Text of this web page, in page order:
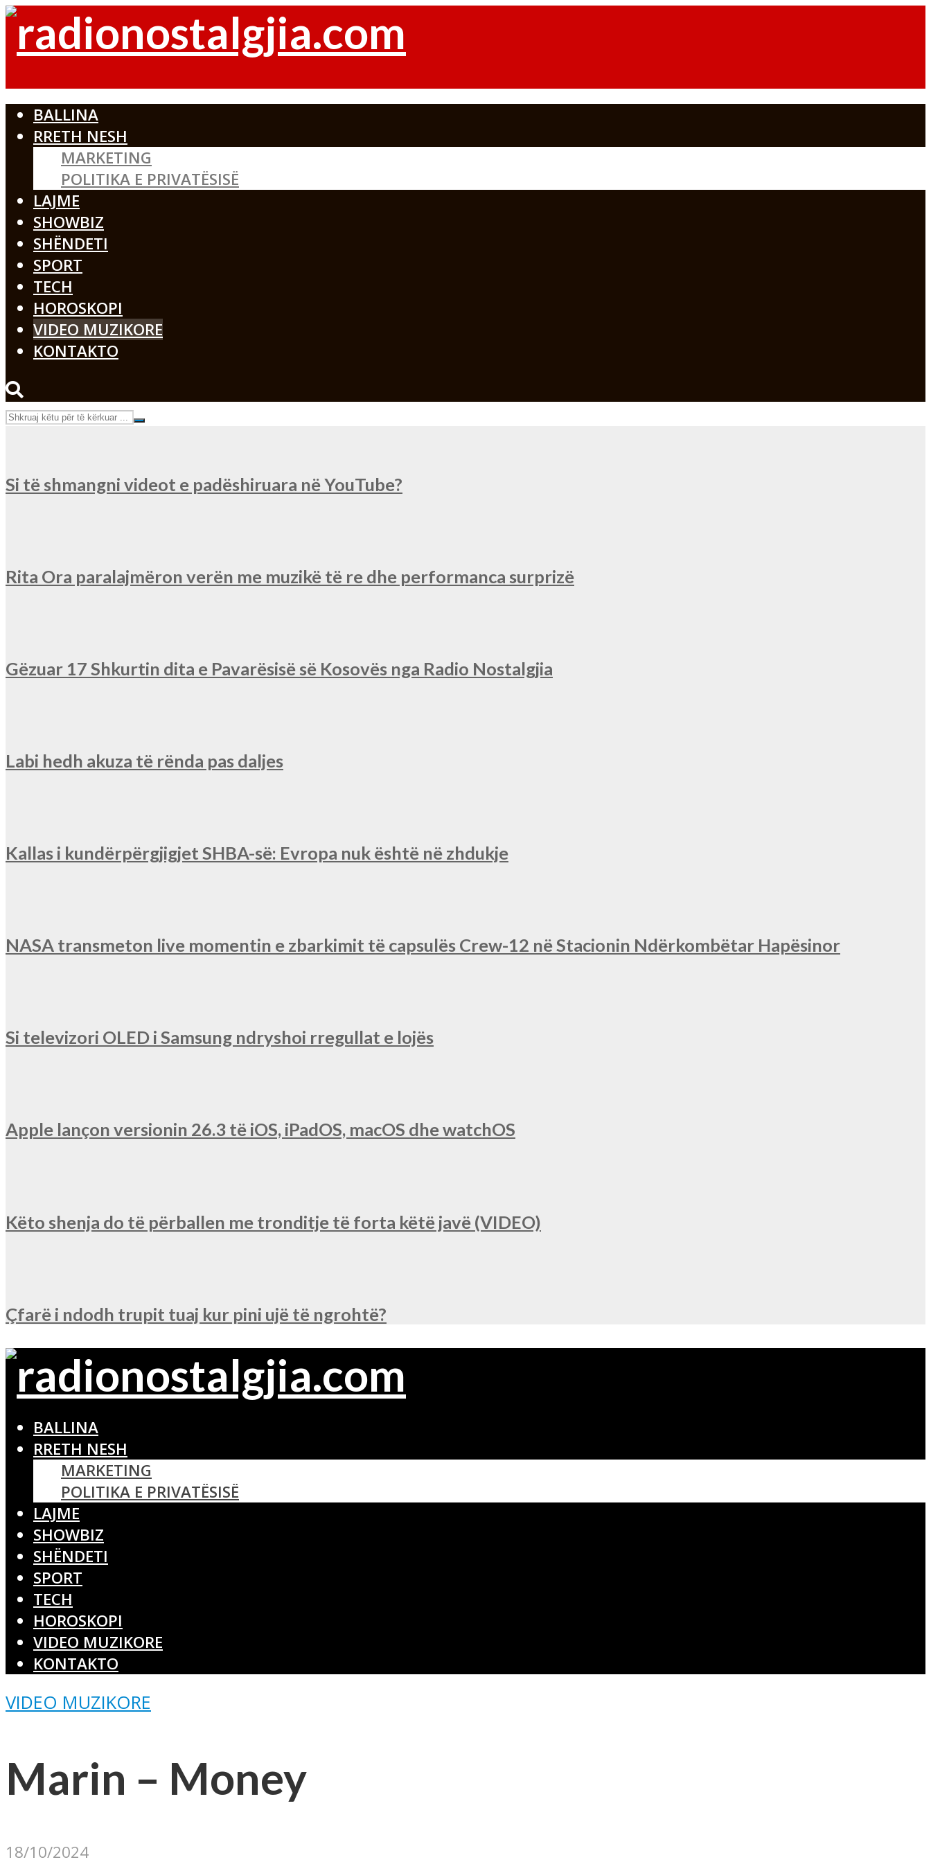
BALLINA
RRETH NESH
MARKETING
POLITIKA E PRIVATËSISË
LAJME
SHOWBIZ
SHËNDETI
SPORT
TECH
HOROSKOPI
VIDEO MUZIKORE
KONTAKTO
Si të shmangni videot e padëshiruara në YouTube?
Rita Ora paralajmëron verën me muzikë të re dhe performanca surprizë
Gëzuar 17 Shkurtin dita e Pavarësisë së Kosovës nga Radio Nostalgjia
Labi hedh akuza të rënda pas daljes
Kallas i kundërpërgjigjet SHBA-së: Evropa nuk është në zhdukje
NASA transmeton live momentin e zbarkimit të capsulës Crew-12 në Stacionin Ndërkombëtar Hapësinor
Si televizori OLED i Samsung ndryshoi rregullat e lojës
Apple lançon versionin 26.3 të iOS, iPadOS, macOS dhe watchOS
Këto shenja do të përballen me tronditje të forta këtë javë (VIDEO)
Çfarë i ndodh trupit tuaj kur pini ujë të ngrohtë?
BALLINA
RRETH NESH
MARKETING
POLITIKA E PRIVATËSISË
LAJME
SHOWBIZ
SHËNDETI
SPORT
TECH
HOROSKOPI
VIDEO MUZIKORE
KONTAKTO
VIDEO MUZIKORE
Marin – Money
18/10/2024